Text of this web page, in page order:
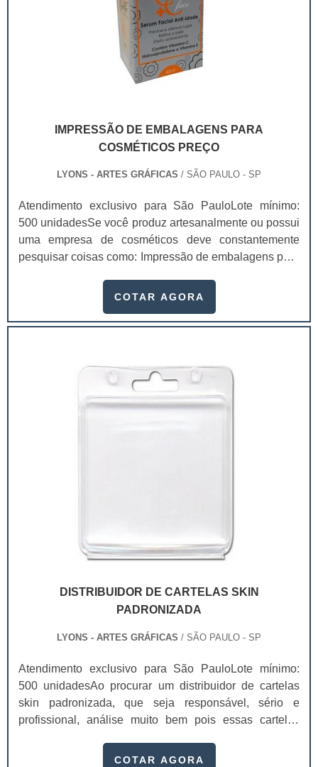
IMPRESSÃO DE EMBALAGENS PARA
COSMÉTICOS PREÇO
LYONS - ARTES GRÁFICAS / SÃO PAULO - SP
Atendimento exclusivo para São PauloLote mínimo:
500 unidadesSe você produz artesanalmente ou possui
uma empresa de cosméticos deve constantemente
pesquisar coisas como: Impressão de embalagens para
um investimento necessário para quem está no
extremamente competitivo, assim, as embalagens
COTAR AGORA
DISTRIBUIDOR DE CARTELAS SKIN
PADRONIZADA
LYONS - ARTES GRÁFICAS / SÃO PAULO - SP
Atendimento exclusivo para São PauloLote mínimo:
500 unidadesAo procurar um distribuidor de cartelas
skin padronizada, que seja responsável, sério e
profissional, análise muito bem pois essas cartelas
produto.A busca por empresas sérias para adquirir esse
COTAR AGORA